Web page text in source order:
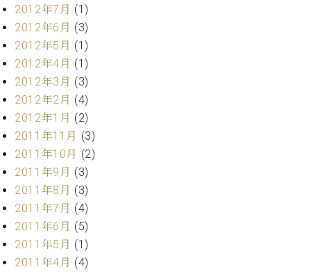
わ
せ
尾山調律師のブ
ログ Die
Musikgasse（音
楽の小道）
2012年7月 (1)
2012年6月 (3)
2012年5月 (1)
2012年4月 (1)
2012年3月 (3)
2012年2月 (4)
2012年1月 (2)
2011年11月 (3)
2011年10月 (2)
2011年9月 (3)
2011年8月 (3)
2011年7月 (4)
2011年6月 (5)
2011年5月 (1)
2011年4月 (4)